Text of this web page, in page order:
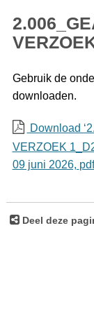
Gebruik de
downloaden.
Download
VERZOEK
09 juni 2026, pdf
Deel deze